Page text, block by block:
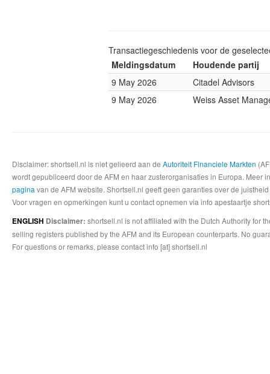
Transactiegeschiedenis voor de
Meldingsdatum
Houdende partij
9 May 2026
Citadel Advisors
9 May 2026
Weiss Asset
Disclaimer: shortsell.nl is niet gelieerd aan de Autoriteit Financiele Markten
wordt gepubliceerd door de AFM en haar zusterorganisaties in Europa.
pagina van de AFM website. Shortsell.nl geeft geen garanties over de
Voor vragen en opmerkingen kunt u contact opnemen via info apestaartje
ENGLISH Disclaimer: shortsell.nl is not affiliated with the Dutch Authority for
selling registers published by the AFM and its European counterparts. No
For questions or remarks, please contact info [at] shortsell.nl